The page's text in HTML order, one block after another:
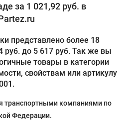
за 1 021,92 руб. в
представлено более 18
руб. до 5 617 руб. Так же вы
товары в категории
свойствам или артикулу
транспортными компаниями по
Федерации.